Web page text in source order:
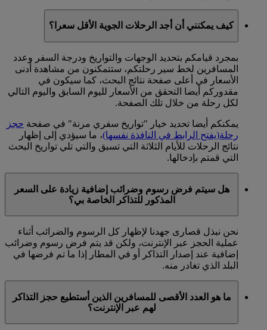
كيف يمكنني أن أجد الرحلات الجوية الأقل سعرا؟
بمجرد قيامكم بتحديد الوجهات والتواريخ ودرجة السفر وعدد
المسافرين لخط سير رحلتكم، ستتمكنون من مشاهدة أدنى
الأسعار في أعلى صفحة نتائج البحث، كما سيكون في
مقدوركم أيضا التحقق من الأسعار لليوم السابق واليوم التالي
لكل رحلة من خلال تلك الصفحة.
يمكنكم أيضا تحديد خيار "تواريخ سفري مرنة" في صفحة حجز
رحلة(يفتح الرابط في النافذة نفسها)، ما سيؤدي إلى إظهار
نتائج الرحلات للأيام الثلاثة التي تسبق والتي تلي تواريخ البحث
التي قمتم بإدخالها.
هل سيتم فرض رسوم وضرائب إضافية زيادة على السعر
المذكور للتذاكر الخاصة بي؟
نحن نبذل قصارى جهدنا لإظهار كل الرسوم والضرائب أثناء
عملية الحجز عبر الإنترنت، ولكن قد يتم فرض رسوم وضرائب
إضافية عند إصدار التذاكر أو في المطار إذا ما تم فرضها في
البلد الذي تغادر منه.
ما هو العدد الأقصى للمسافرين الذين أستطيع حجز التذاكر
لهم عبر الإنترنت؟